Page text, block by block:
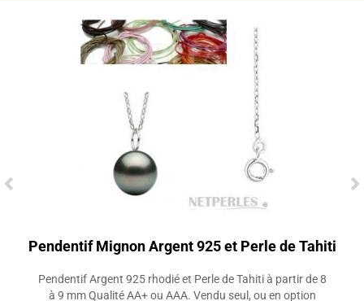
Pendentif Mignon Argent 925 et Perle de Tahiti
Pendentif Argent 925 rhodié et Perle de Tahiti à partir de 8
à 9 mm Qualité AA+ ou AAA. Vendu seul, ou en option